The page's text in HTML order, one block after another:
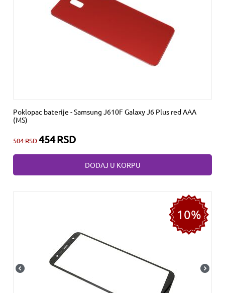
Poklopac baterije - Samsung J610F Galaxy J6 Plus red AAA
(MS)
504RSD454RSD
DODAJ U KORPU
10%